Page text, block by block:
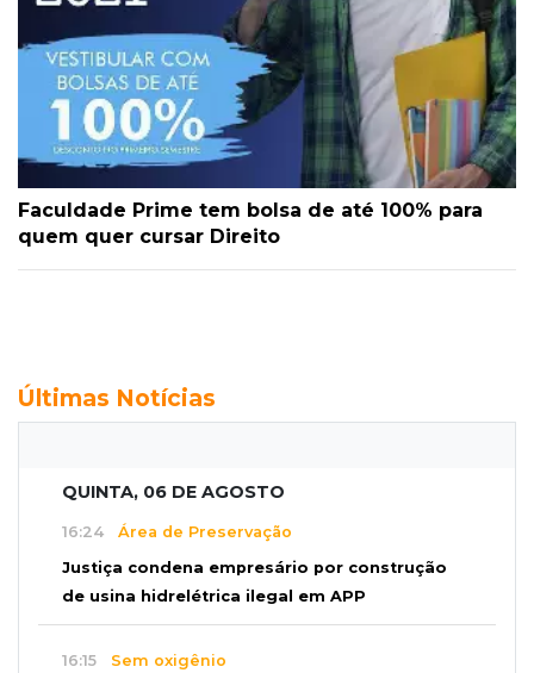
Faculdade Prime tem bolsa de até 100% para
quem quer cursar Direito
Últimas Notícias
QUINTA, 06 DE AGOSTO
16:24 Área de Preservação
Justiça condena empresário por construção
de usina hidrelétrica ilegal em APP
16:15 Sem oxigênio